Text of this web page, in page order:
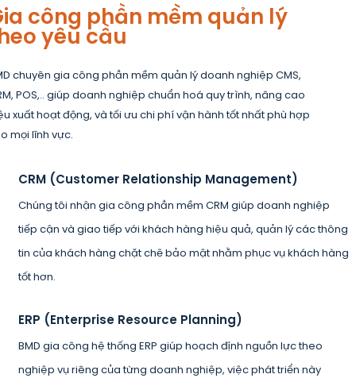
công phần mềm quản lý
yêu cầu
chuyên gia công phần mềm quản lý doanh nghiệp CMS,
POS,.. giúp doanh nghiệp chuẩn hoá quy trình, nâng cao
xuất hoạt động, và tối ưu chi phí vận hành tốt nhất phù hợp
mọi lĩnh vực.
CRM (Customer Relationship Management)
Chúng tôi nhận gia công phần mềm CRM giúp doanh nghiệp
tiếp cận và giao tiếp với khách hàng hiệu quả, quản lý các thông
tin của khách hàng chặt chẽ bảo mật nhằm phục vụ khách hàng
tốt hơn.
ERP (Enterprise Resource Planning)
BMD gia công hệ thống ERP giúp hoạch định nguồn lực theo
nghiệp vụ riêng của từng doanh nghiệp, việc phát triển này